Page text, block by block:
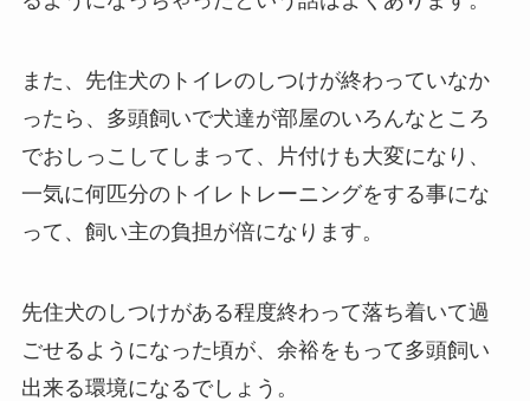
また、先住犬のトイレのしつけが終わっていなか
ったら、多頭飼いで犬達が部屋のいろんなところ
でおしっこしてしまって、片付けも大変になり、
一気に何匹分のトイレトレーニングをする事にな
って、飼い主の負担が倍になります。
先住犬のしつけがある程度終わって落ち着いて過
ごせるようになった頃が、余裕をもって多頭飼い
出来る環境になるでしょう。